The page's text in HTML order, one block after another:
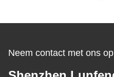
Neem contact met ons